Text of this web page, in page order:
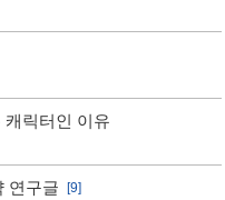
캐릭터인 이유
연구글
[9]